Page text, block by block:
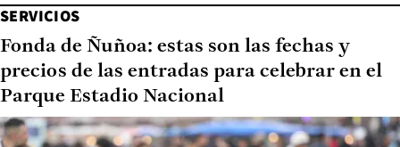
SERVICIOS
Fonda de Ñuñoa: estas son las fechas y
precios de las entradas para celebrar en el
Parque Estadio Nacional